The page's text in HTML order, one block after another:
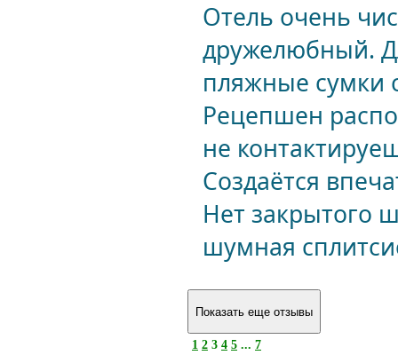
Отель очень
дружелюбный.
пляжные сумки
Рецепшен
не
Создаётся
Нет закрытого
шумная
1 2 3 4 5 ... 7